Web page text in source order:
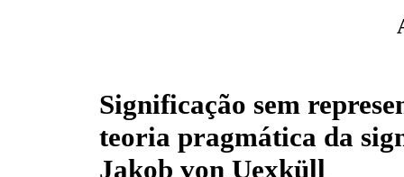
Significação sem
teoria pragmática da
Jakob von Uexküll